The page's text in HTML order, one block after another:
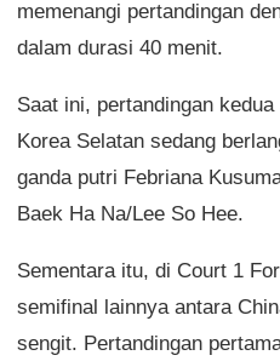
memenangi pertandingan
dalam durasi 40 menit.
Saat ini, pertandingan
Korea Selatan sedang
ganda putri Febriana
Baek Ha Na/Lee So Hee.
Sementara itu, di Court 1
semifinal lainnya antara
sengit. Pertandingan